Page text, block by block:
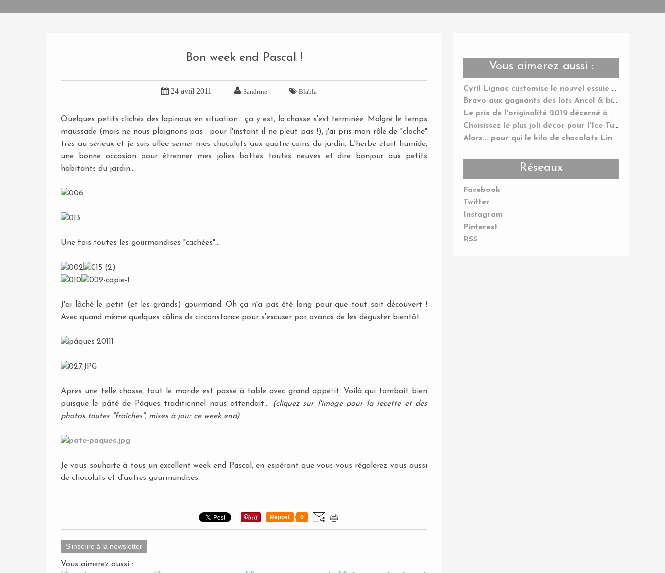
Vous aimerez aussi :
Cyril Lignac customise le nouvel essuie tout Okay !
Bravo aux gagnants des lots Ancel & bienvenue au nouveau Yummy Magazine !
Le prix de l'originalité 2012 décerné à mon Cak'Oeuf au roquefort & aux noix !
Choisissez le plus joli décor pour l'Ice Tube Champagnes des Vignerons et gagnez le !
Alors... pour qui le kilo de chocolats Lindt ?....
Réseaux
Facebook
Twitter
Instagram
Pinterest
RSS
Bon week end Pascal !
 24 avril 2011  Sandrine  Blabla
Quelques petits clichés des lapinous en situation... ça y est, la chasse s'est terminée. Malgré le temps
maussade (mais ne nous plaignons pas : pour l'instant il ne pleut pas !), j'ai pris mon rôle de "cloche"
très au sérieux et je suis allée semer mes chocolats aux quatre coins du jardin. L'herbe était humide,
une bonne occasion pour étrenner mes jolies bottes toutes neuves et dire bonjour aux petits
habitants du jardin...
Une fois toutes les gourmandises "cachées"...
J'ai lâché le petit (et les grands) gourmand. Oh ça n'a pas été long pour que tout soit découvert !
Avec quand même quelques câlins de circonstance pour s'excuser par avance de les déguster bientôt...
Après une telle chasse, tout le monde est passé à table avec grand appétit. Voilà qui tombait bien
puisque le pâté de Pâques traditionnel nous attendait...
(cliquez sur l'image pour la recette et des
photos toutes "fraîches", mises à jour ce week end).
Je vous souhaite à tous un excellent week end Pascal, en espérant que vous vous régalerez vous aussi
de chocolats et d'autres gourmandises.
Repost 0
S'inscrire à la newsletter
Vous aimerez aussi :